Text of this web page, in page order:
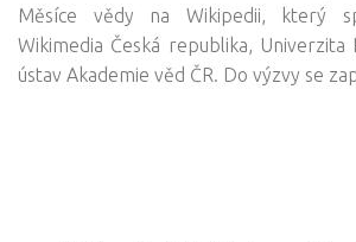
Měsíce vědy na Wikipedii, který
Wikimedia Česká republika, Univerzita
ústav Akademie věd ČR. Do výzvy se